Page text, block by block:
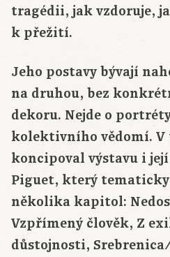
tragédii, jak vzdoruje,
k přežití.
Jeho postavy bývají
na druhou, bez
dekoru. Nejde o
kolektivního vědomí. V
koncipoval výstavu i
Piguet, který
několika kapitol:
Vzpřímený člověk, Z
důstojnosti,